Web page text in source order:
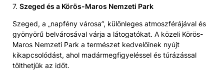
7. Szeged és a Körös-Maros Nemzeti Park
Szeged, a „napfény városa”, különleges atmoszférájával és
gyönyörű belvárosával várja a látogatókat. A közeli Körös-
Maros Nemzeti Park a természet kedvelőinek nyújt
kikapcsolódást, ahol madármegfigyeléssel és túrázással
tölthetjük az időt.